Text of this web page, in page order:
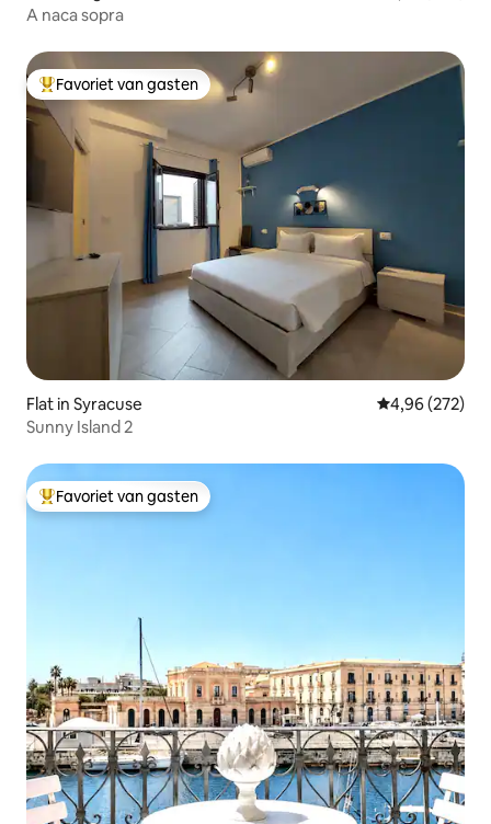
A naca sopra
Topfavoriet van gasten
Favoriet van gasten
Flat in Syracuse Gemiddelde
4,96 (272)
Sunny Island 2
Topfavoriet van gasten
Favoriet van gasten